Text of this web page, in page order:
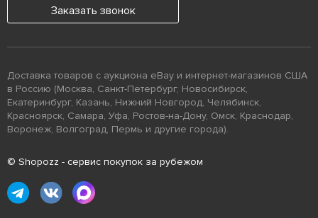
Заказать звонок
Доставка товаров с аукциона eBay и интернет-магазинов США
в Россию (Москва, Санкт-Петербург, Новосибирск,
Екатеринбург, Казань, Нижний Новгород, Челябинск,
Красноярск, Самара, Уфа, Ростов-на-Дону, Омск, Краснодар,
Воронеж, Волгоград, Пермь и другие города).
© Shopozz - сервис покупок за рубежом